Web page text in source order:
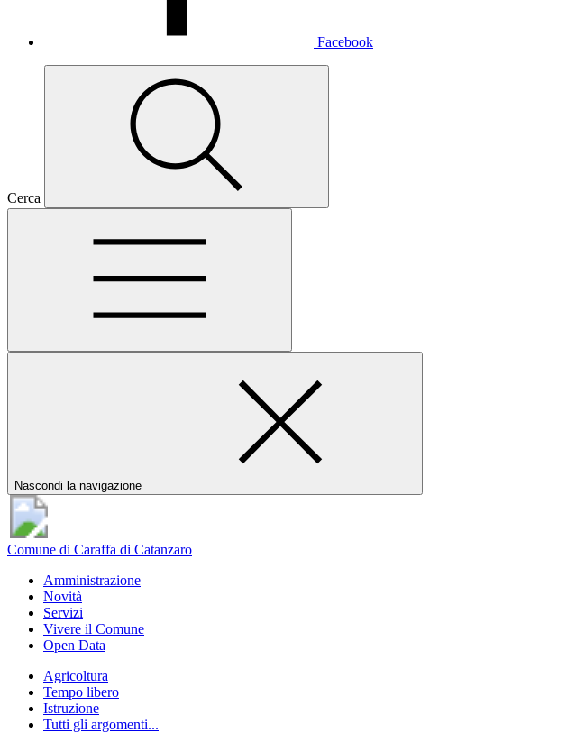
Facebook
Cerca
Nascondi la navigazione
Comune di Caraffa di Catanzaro
Amministrazione
Novità
Servizi
Vivere il Comune
Open Data
Agricoltura
Tempo libero
Istruzione
Tutti gli argomenti...